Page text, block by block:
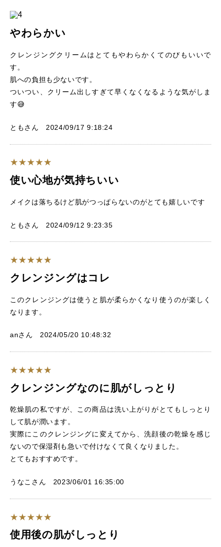
やわらかい
クレンジングクリームはとてもやわらかくてのびもいいで
す。
肌への負担も少ないです。
ついつい、クリーム出しすぎて早くなくなるような気がしま
す😅
ともさん 2024/09/17 9:18:24
使い心地が気持ちいい
メイクは落ちるけど肌がつっぱらないのがとても嬉しいです
ともさん 2024/09/12 9:23:35
クレンジングはコレ
このクレンジングは使うと肌が柔らかくなり使うのが楽しく
なります。
anさん 2024/05/20 10:48:32
クレンジングなのに肌がしっとり
乾燥肌の私ですが、この商品は洗い上がりがとてもしっとり
して肌が潤います。
実際にこのクレンジングに変えてから、洗顔後の乾燥を感じ
ないので保湿剤も急いで付けなくて良くなりました。
とてもおすすめです。
うなこさん 2023/06/01 16:35:00
使用後の肌がしっとり